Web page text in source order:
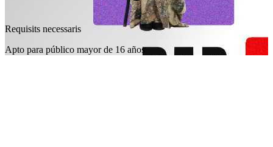
Requisits necessaris
Apto para público mayor de 16 años